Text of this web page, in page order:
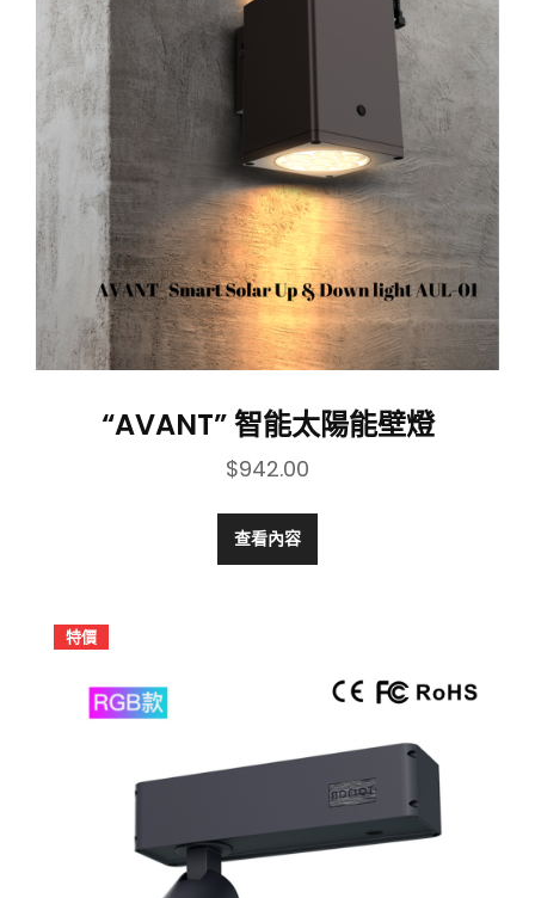
“AVANT” 智能太陽能壁燈
$942.00
查看內容
特價